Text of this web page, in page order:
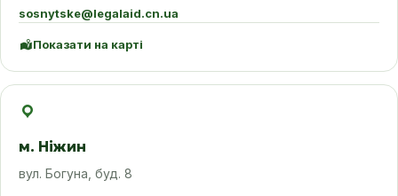
sosnytske@legalaid.cn.ua
Показати на карті
м. Ніжин
вул. Богуна, буд. 8